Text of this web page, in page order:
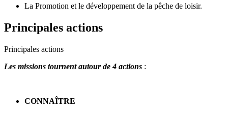
La Promotion et le développement de la pêche de loisir.
Principales actions
Principales actions
Les missions tournent autour de 4 actions :
CONNAÎTRE